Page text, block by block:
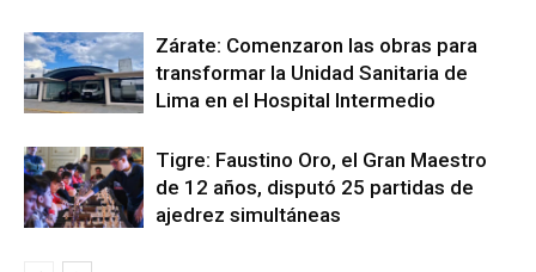
Zárate: Comenzaron las obras para
transformar la Unidad Sanitaria de
Lima en el Hospital Intermedio
Tigre: Faustino Oro, el Gran Maestro
de 12 años, disputó 25 partidas de
ajedrez simultáneas